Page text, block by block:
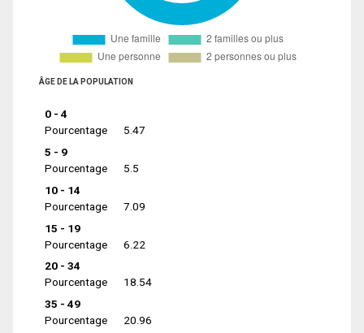
ÂGE DE LA POPULATION
0 - 4
Pourcentage
5.47
5 - 9
Pourcentage
5.5
10 - 14
Pourcentage
7.09
15 - 19
Pourcentage
6.22
20 - 34
Pourcentage
18.54
35 - 49
Pourcentage
20.96